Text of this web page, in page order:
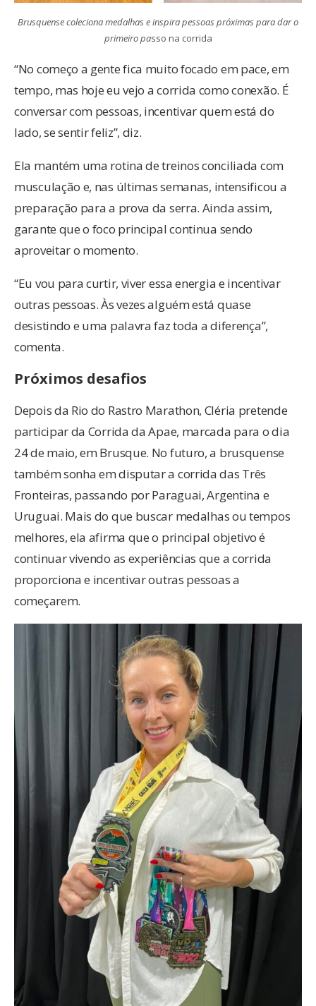
Brusquense coleciona medalhas e inspira pessoas próximas para dar o
primeiro passo na corrida
“No começo a gente fica muito focado em pace, em
tempo, mas hoje eu vejo a corrida como conexão. É
conversar com pessoas, incentivar quem está do
lado, se sentir feliz”, diz.
Ela mantém uma rotina de treinos conciliada com
musculação e, nas últimas semanas, intensificou a
preparação para a prova da serra. Ainda assim,
garante que o foco principal continua sendo
aproveitar o momento.
“Eu vou para curtir, viver essa energia e incentivar
outras pessoas. Às vezes alguém está quase
desistindo e uma palavra faz toda a diferença”,
comenta.
Próximos desafios
Depois da Rio do Rastro Marathon, Cléria pretende
participar da Corrida da Apae, marcada para o dia
24 de maio, em Brusque. No futuro, a brusquense
também sonha em disputar a corrida das Três
Fronteiras, passando por Paraguai, Argentina e
Uruguai. Mais do que buscar medalhas ou tempos
melhores, ela afirma que o principal objetivo é
continuar vivendo as experiências que a corrida
proporciona e incentivar outras pessoas a
começarem.